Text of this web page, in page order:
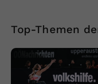
Top-Themen